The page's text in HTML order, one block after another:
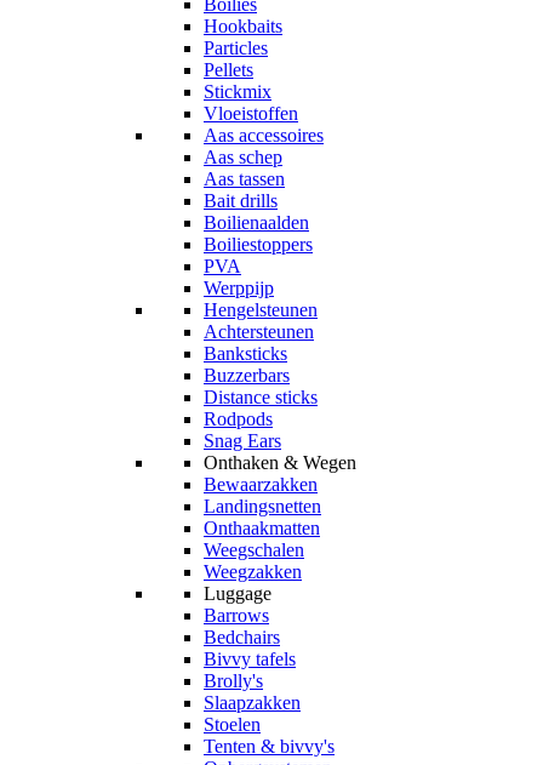
Boilies
Hookbaits
Particles
Pellets
Stickmix
Vloeistoffen
Aas accessoires
Aas schep
Aas tassen
Bait drills
Boilienaalden
Boiliestoppers
PVA
Werppijp
Hengelsteunen
Achtersteunen
Banksticks
Buzzerbars
Distance sticks
Rodpods
Snag Ears
Onthaken & Wegen
Bewaarzakken
Landingsnetten
Onthaakmatten
Weegschalen
Weegzakken
Luggage
Barrows
Bedchairs
Bivvy tafels
Brolly's
Slaapzakken
Stoelen
Tenten & bivvy's